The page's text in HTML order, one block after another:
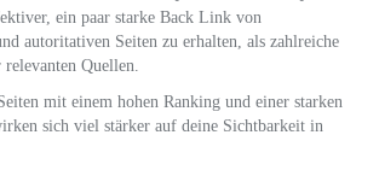
ein paar starke Back Link von
autoritativen Seiten zu erhalten, als zahlreiche
Quellen.
mit einem hohen Ranking und einer starken
sich viel stärker auf deine Sichtbarkeit in